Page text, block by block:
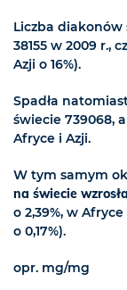
Liczba diakonów
38155 w 2009 r.,
Azji o 16%).
Spadła
świecie 739068,
Afryce i Azji.
W tym samym
na świecie
o 2,39%, w
o 0,17%).
opr. mg/mg